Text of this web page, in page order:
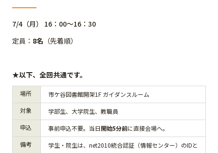
7/4（月） 16：00～16：30
定員： 8名 （先着順）
★以下、全回共通です。
場所
市ケ谷図書館開架1F ガイダンスルーム
対象
学部生、大学院生、教職員
申込
事前申込不要。当日開始5分前に直接会場へ。
備考
学生・院生は、net2010統合認証（情報センター）のIDと